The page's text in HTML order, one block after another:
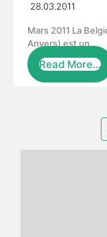
28.03.2011
Mars 2011 La
Anvers) est un…
Read More…